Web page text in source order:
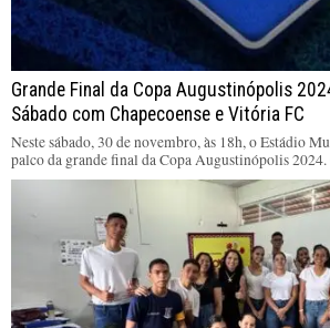
Grande Final da Copa Augustinópolis
Sábado com Chapecoense e Vitória FC
Neste sábado, 30 de novembro, às 18h, o Estádio
palco da grande final da Copa Augustinópolis 2024.